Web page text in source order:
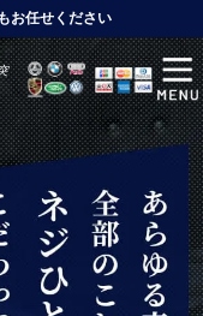
お任せください